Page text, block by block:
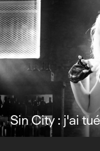
Sin City : j'ai